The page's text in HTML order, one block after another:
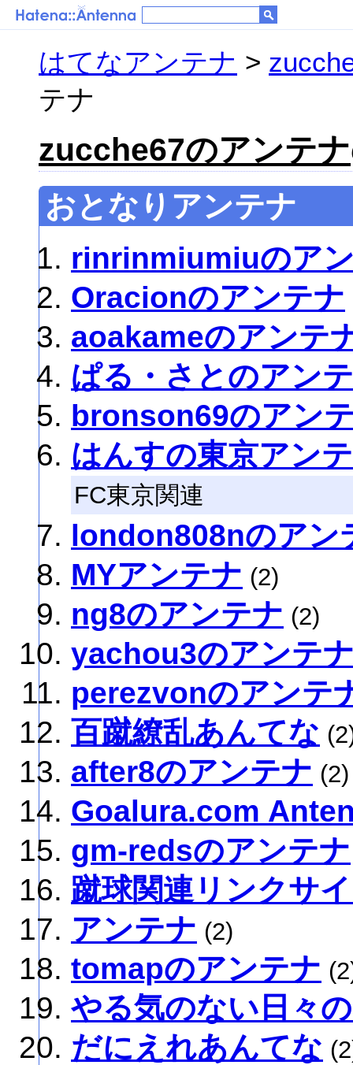
はてなアンテナ >
テナ
zucche67のアンテナ
おとなりアンテナ
rinrinmiumiuのア
Oracionのアンテナ
aoakameのアンテ
ぱる・さとのアン
bronson69のアン
はんすの東京アン
FC東京関連
london808nのアン
MYアンテナ (2)
ng8のアンテナ (2)
yachou3のアンテ
perezvonのアンテ
百蹴繚乱あんてな
after8のアンテナ (2)
Goalura.com
gm-redsのアンテナ
蹴球関連リンクサ
アンテナ (2)
tomapのアンテナ
やる気のない日々
だにえれあんてな